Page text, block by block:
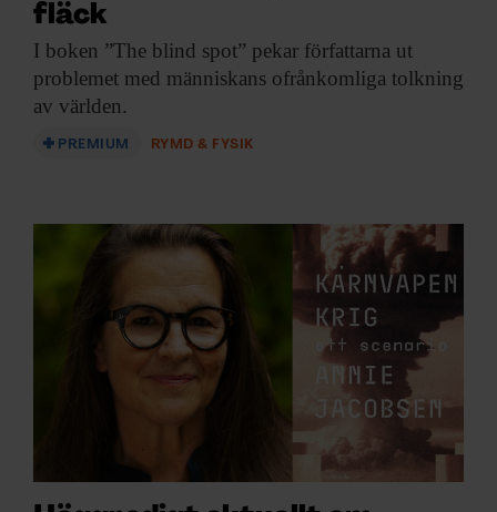
SKRIV I F&F
PRENUMERERA PÅ F&F
ANNONSERA I F&F
fläck
I boken ”The blind spot” pekar författarna ut
problemet med människans ofrånkomliga tolkning
av världen.
PREMIUM RYMD & FYSIK